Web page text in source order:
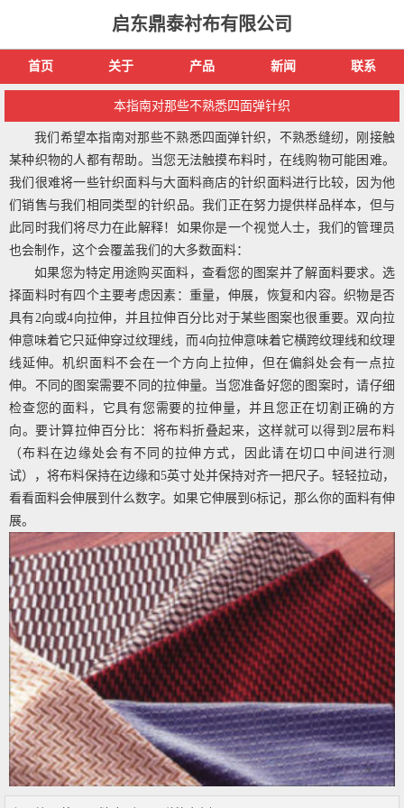
启东鼎泰衬布有限公司
首页 关于 产品 新闻 联系
本指南对那些不熟悉四面弹针织
我们希望本指南对那些不熟悉四面弹针织，不熟悉缝纫，刚接触
某种织物的人都有帮助。当您无法触摸布料时，在线购物可能困难。
我们很难将一些针织面料与大面料商店的针织面料进行比较，因为他
们销售与我们相同类型的针织品。我们正在努力提供样品样本，但与
此同时我们将尽力在此解释！如果你是一个视觉人士，我们的管理员
也会制作，这个会覆盖我们的大多数面料：
如果您为特定用途购买面料，查看您的图案并了解面料要求。选
择面料时有四个主要考虑因素：重量，伸展，恢复和内容。织物是否
具有2向或4向拉伸，并且拉伸百分比对于某些图案也很重要。双向拉
伸意味着它只延伸穿过纹理线，而4向拉伸意味着它横跨纹理线和纹理
线延伸。机织面料不会在一个方向上拉伸，但在偏斜处会有一点拉
伸。不同的图案需要不同的拉伸量。当您准备好您的图案时，请仔细
检查您的面料，它具有您需要的拉伸量，并且您正在切割正确的方
向。要计算拉伸百分比：将布料折叠起来，这样就可以得到2层布料
（布料在边缘处会有不同的拉伸方式，因此请在切口中间进行测
试），将布料保持在边缘和5英寸处并保持对齐一把尺子。轻轻拉动，
看看面料会伸展到什么数字。如果它伸展到6标记，那么你的面料有伸
展。